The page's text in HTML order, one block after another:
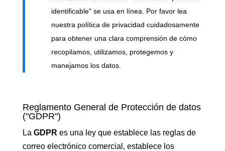
identificable" se usa en línea. Por favor lea
nuestra política de privacidad cuidadosamente
para obtener una clara comprensión de cómo
recopilamos, utilizamos, protegemos y
manejamos los datos.
Reglamento General de Protección de datos
("GDPR")
La GDPR es una ley que establece las reglas de
correo electrónico comercial, establece los